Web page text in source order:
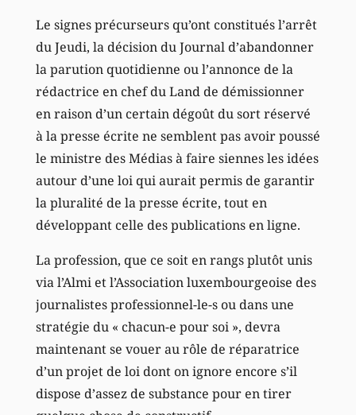
Le signes précurseurs qu’ont constitués l’arrêt
du Jeudi, la décision du Journal d’abandonner
la parution quotidienne ou l’annonce de la
rédactrice en chef du Land de démissionner
en raison d’un certain dégoût du sort réservé
à la presse écrite ne semblent pas avoir poussé
le ministre des Médias à faire siennes les idées
autour d’une loi qui aurait permis de garantir
la pluralité de la presse écrite, tout en
développant celle des publications en ligne.
La profession, que ce soit en rangs plutôt unis
via l’Almi et l’Association luxembourgeoise des
journalistes professionnel-le-s ou dans une
stratégie du « chacun-e pour soi », devra
maintenant se vouer au rôle de réparatrice
d’un projet de loi dont on ignore encore s’il
dispose d’assez de substance pour en tirer